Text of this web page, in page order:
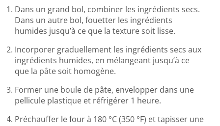
Dans un grand bol, combiner les ingrédients secs.
Dans un autre bol, fouetter les ingrédients
humides jusqu’à ce que la texture soit lisse.
Incorporer graduellement les ingrédients secs aux
ingrédients humides, en mélangeant jusqu’à ce
que la pâte soit homogène.
Former une boule de pâte, envelopper dans une
pellicule plastique et réfrigérer 1 heure.
Préchauffer le four à 180 °C (350 °F) et tapisser une